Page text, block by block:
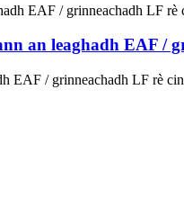
an leaghadh EAF /
EAF / grinneachadh LF rè